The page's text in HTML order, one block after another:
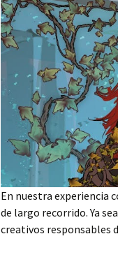
En nuestra experiencia
de largo recorrido. Ya
creativos responsables